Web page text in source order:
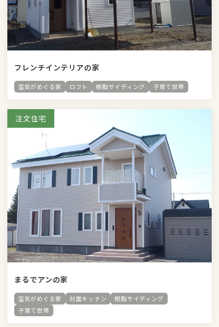
フレンチインテリアの家
空気がめぐる家 ロフト 樹脂サイディング 子育て世帯
まるでアンの家
空気がめぐる家 対面キッチン
樹脂サイディング
子育て世帯
注文住宅